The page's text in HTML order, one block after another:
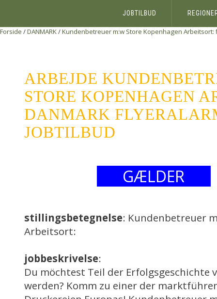
JOBTILBUD
Forside /DANMARK/Kundenbetreuer m:w Store Kopenhagen Arbeitsort:
ARBEJDE
STORE KOPENHAGEN
DANMARK
JOBTILBUD
GÆLDER
stillingsbetegnelse: Kundenbetreuer
Arbeitsort:
jobbeskrivelse:
Du möchtest Teil der Erfolgsgeschichte
werden? Komm zu einer der